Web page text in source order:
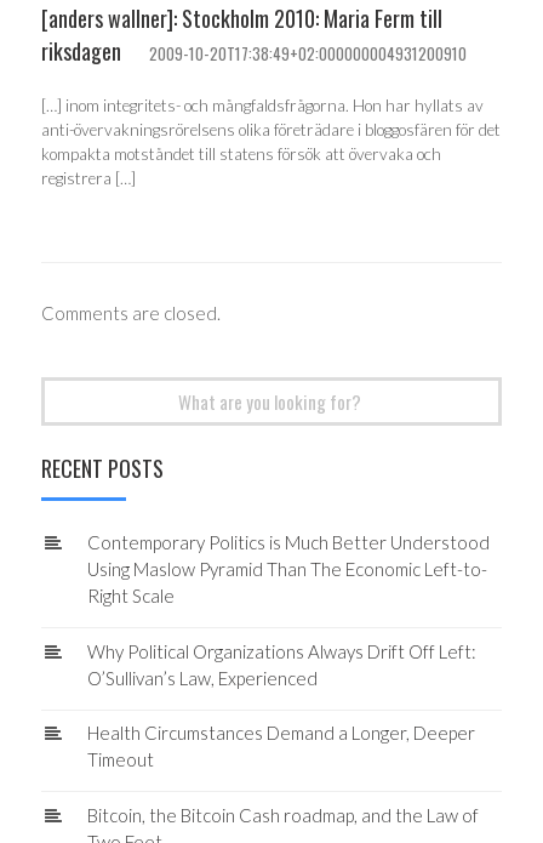
[anders wallner]: Stockholm 2010: Maria Ferm till
riksdagen
2009-10-20T17:38:49+02:000000004931200910
[…] inom integritets- och mångfaldsfrågorna. Hon har hyllats av
anti-övervakningsrörelsens olika företrädare i bloggosfären för det
kompakta motståndet till statens försök att övervaka och
registrera […]
Comments are closed.
RECENT POSTS
Contemporary Politics is Much Better Understood
Using Maslow Pyramid Than The Economic Left-to-
Right Scale
Why Political Organizations Always Drift Off Left:
O’Sullivan’s Law, Experienced
Health Circumstances Demand a Longer, Deeper
Timeout
Bitcoin, the Bitcoin Cash roadmap, and the Law of